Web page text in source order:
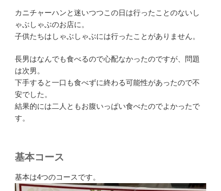
カニチャーハンと迷いつつこの日は行ったことのないし
ゃぶしゃぶのお店に。
子供たちはしゃぶしゃぶには行ったことがありません。
長男はなんでも食べるので心配なかったのですが、問題
は次男。
下手すると一口も食べずに終わる可能性があったので不
安でした。
結果的には二人ともお腹いっぱい食べたのでよかったで
す。
基本コース
基本は4つのコースです。